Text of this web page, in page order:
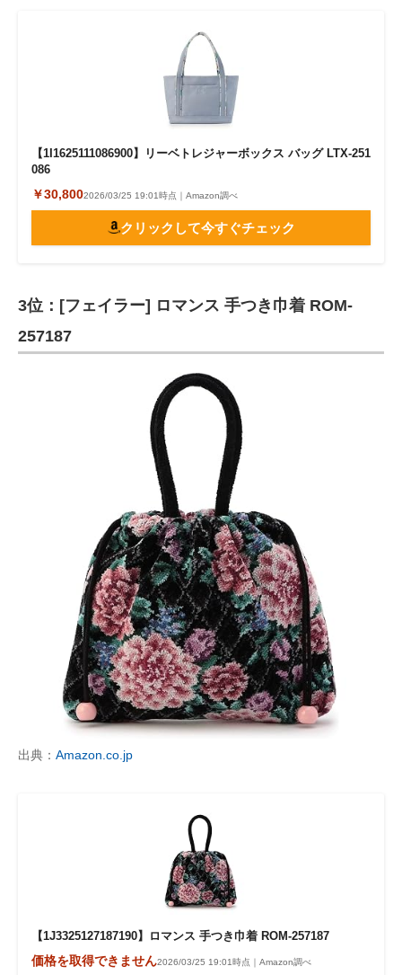
【1I1625111086900】リーベトレジャーボックス バッグ LTX-251
086
￥30,8002026/03/25 19:01時点｜Amazon調べ
クリックして今すぐチェック
3位：[フェイラー] ロマンス 手つき巾着 ROM-
257187
出典： Amazon.co.jp
【1J3325127187190】ロマンス 手つき巾着 ROM-257187
価格を取得できません2026/03/25 19:01時点｜Amazon調べ